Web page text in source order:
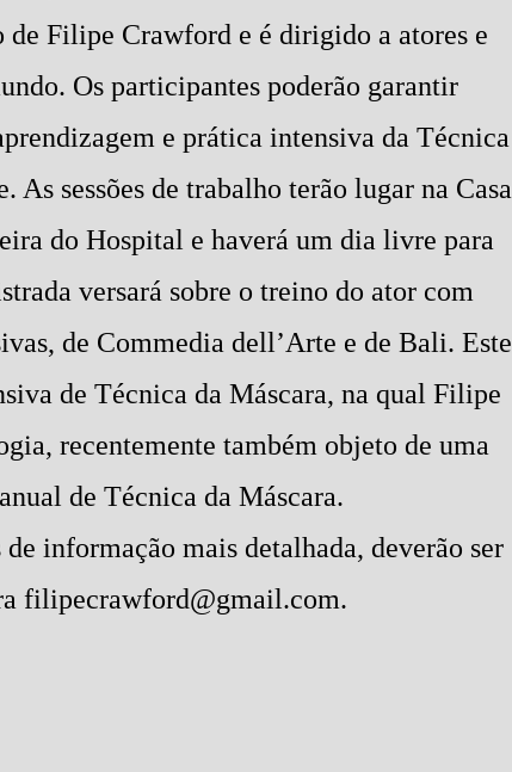
Filipe Crawford e é dirigido a atores e
Os participantes poderão garantir
e prática intensiva da Técnica
sessões de trabalho terão lugar na Casa
do Hospital e haverá um dia livre para
versará sobre o treino do ator com
de Commedia dell’Arte e de Bali. Este
de Técnica da Máscara, na qual Filipe
recentemente também objeto de uma
de Técnica da Máscara.
informação mais detalhada, deverão ser
filipecrawford@gmail.com.